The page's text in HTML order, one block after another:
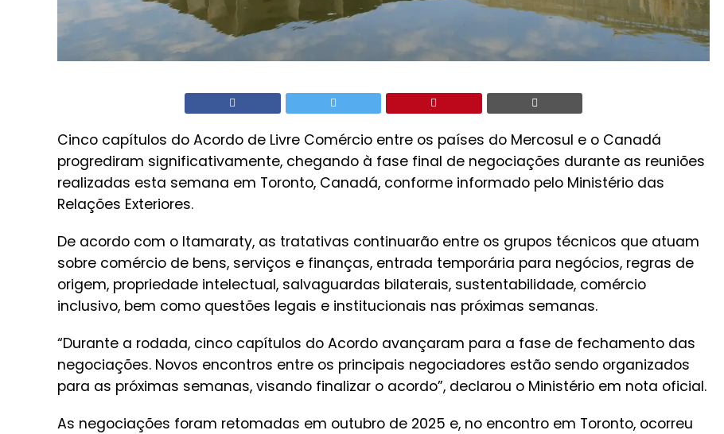
Cinco capítulos do Acordo de Livre Comércio entre os países do Mercosul e o Canadá
progrediram significativamente, chegando à fase final de negociações durante as reuniões
realizadas esta semana em Toronto, Canadá, conforme informado pelo Ministério das
Relações Exteriores.
De acordo com o Itamaraty, as tratativas continuarão entre os grupos técnicos que atuam
sobre comércio de bens, serviços e finanças, entrada temporária para negócios, regras de
origem, propriedade intelectual, salvaguardas bilaterais, sustentabilidade, comércio
inclusivo, bem como questões legais e institucionais nas próximas semanas.
“Durante a rodada, cinco capítulos do Acordo avançaram para a fase de fechamento das
negociações. Novos encontros entre os principais negociadores estão sendo organizados
para as próximas semanas, visando finalizar o acordo”, declarou o Ministério em nota oficial.
As negociações foram retomadas em outubro de 2025 e, no encontro em Toronto, ocorreu